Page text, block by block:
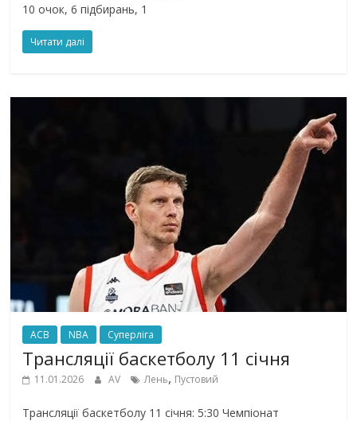
10 очок, 6 підбирань, 1
Читати далі
ACB NBA Суперліга
Трансляції баскетболу 11 січня
11.01.2026 AV Лень, Пустовий
Трансляції баскетболу 11 січня: 5:30 Чемпіонат